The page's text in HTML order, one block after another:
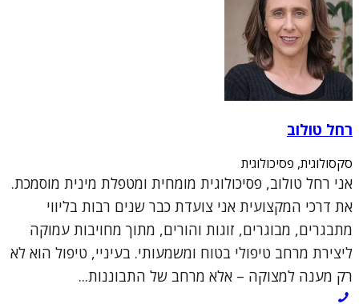
רחל טולוב
סקסולוגית, פסיכולוגית
אני רחל טולוב, פסיכולוגית מומחית ומטפלת מינית מוסמכת.
את דרכי המקצועית אני צועדת כבר שנים רבות בליווי
מתבגרים, מבוגרים, זוגות והורים, מתוך מחויבות עמוקה
ליצירת מרחב טיפולי בטוח ומשמעותי. בעיניי, טיפול הוא לא
רק מענה למצוקה – אלא מרחב של התבוננות...